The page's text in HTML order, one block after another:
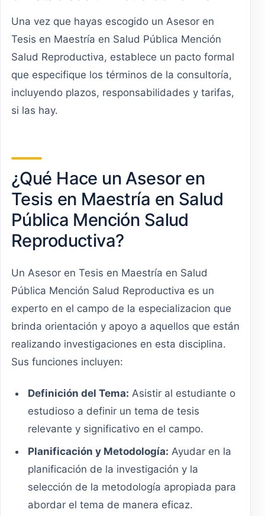
Una vez que hayas escogido un Asesor en
Tesis en Maestría en Salud Pública Mención
Salud Reproductiva, establece un pacto formal
que especifique los términos de la consultoría,
incluyendo plazos, responsabilidades y tarifas,
si las hay.
¿Qué Hace un Asesor en
Tesis en Maestría en Salud
Pública Mención Salud
Reproductiva?
Un Asesor en Tesis en Maestría en Salud
Pública Mención Salud Reproductiva es un
experto en el campo de la especializacion que
brinda orientación y apoyo a aquellos que están
realizando investigaciones en esta disciplina.
Sus funciones incluyen:
Definición del Tema: Asistir al estudiante o
estudioso a definir un tema de tesis
relevante y significativo en el campo.
Planificación y Metodología: Ayudar en la
planificación de la investigación y la
selección de la metodología apropiada para
abordar el tema de manera eficaz.